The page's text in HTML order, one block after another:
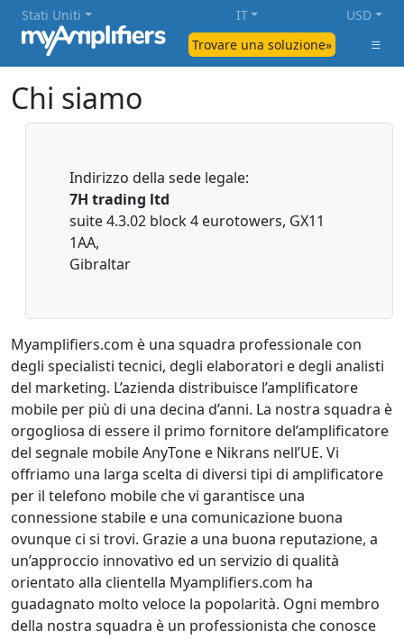
Trovare una soluzione»
Stati Uniti IT USD
Chi siamo
Indirizzo della sede legale:
7H trading ltd
suite 4.3.02 block 4 eurotowers, GX11
1AA,
Gibraltar
Myamplifiers.com è una squadra professionale con
degli specialisti tecnici, degli elaboratori e degli analisti
del marketing. L’azienda distribuisce l’amplificatore
mobile per più di una decina d’anni. La nostra squadra è
orgogliosa di essere il primo fornitore del’amplificatore
del segnale mobile AnyTone e Nikrans nell’UE. Vi
offriamo una larga scelta di diversi tipi di amplificatore
per il telefono mobile che vi garantisce una
connessione stabile e una comunicazione buona
ovunque ci si trovi. Grazie a una buona reputazione, a
un’approccio innovativo ed un servizio di qualità
orientato alla clientella Myamplifiers.com ha
guadagnato molto veloce la popolarità. Ogni membro
della nostra squadra è un professionista che conosce